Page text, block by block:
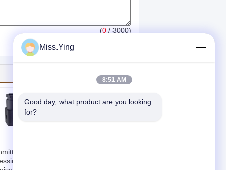
(0 / 3000)
1/8"
Miss.Ying
8:51 AM
Good day, what product are you looking
for?